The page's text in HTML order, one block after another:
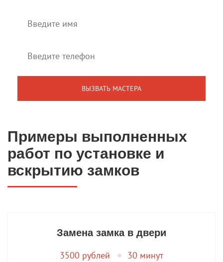
Примеры выполненных
работ по установке и
вскрытию замков
Замена замка в двери
3500 рублей 30 минут